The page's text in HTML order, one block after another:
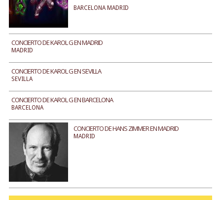
BARCELONA MADRID
CONCIERTO DE KAROL G EN MADRID
MADRID
CONCIERTO DE KAROL G EN SEVILLA
SEVILLA
CONCIERTO DE KAROL G EN BARCELONA
BARCELONA
CONCIERTO DE HANS ZIMMER EN MADRID
MADRID